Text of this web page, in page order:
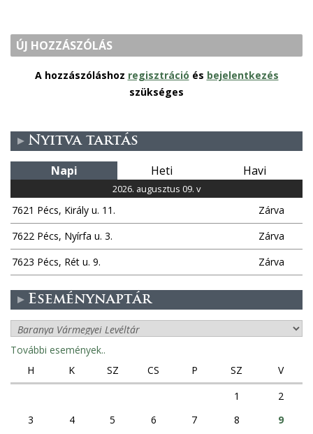
ÚJ HOZZÁSZÓLÁS
A hozzászóláshoz regisztráció és bejelentkezés
szükséges
Nyitva tartás
Napi Heti Havi
2026. augusztus 09. v
7621 Pécs, Király u. 11.
Zárva
7622 Pécs, Nyírfa u. 3.
Zárva
7623 Pécs, Rét u. 9.
Zárva
Eseménynaptár
További események..
H
K SZ CS P SZ
V
1
2
3
4 5 6 7 8
9